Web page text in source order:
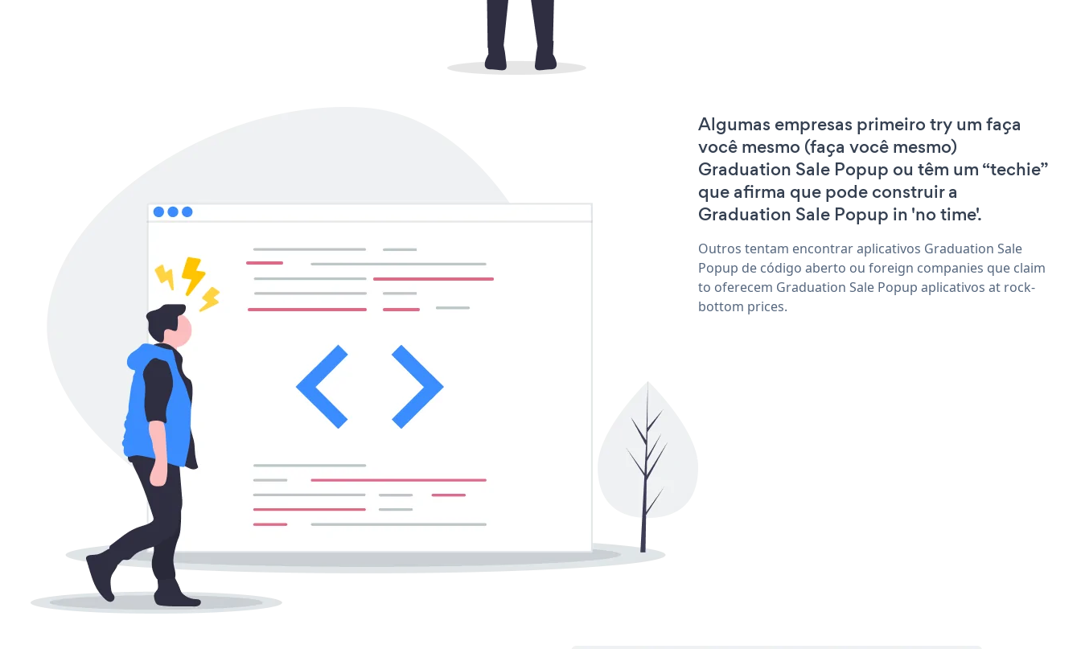
Algumas empresas primeiro try um faça
você mesmo (faça você mesmo)
Graduation Sale Popup ou têm um “techie”
que afirma que pode construir a
Graduation Sale Popup in 'no time'.
Outros tentam encontrar aplicativos Graduation Sale
Popup de código aberto ou foreign companies que claim
to oferecem Graduation Sale Popup aplicativos at rock-
bottom prices.